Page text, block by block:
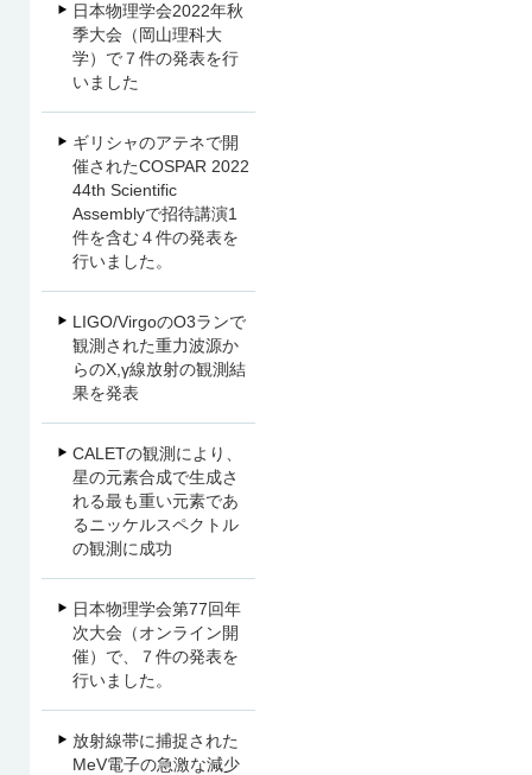
日本物理学会2022年秋
季大会（岡山理科大
学）で７件の発表を行
いました
ギリシャのアテネで開
催されたCOSPAR 2022
44th Scientific
Assemblyで招待講演1
件を含む４件の発表を
行いました。
LIGO/VirgoのO3ランで
観測された重力波源か
らのX,γ線放射の観測結
果を発表
CALETの観測により、
星の元素合成で生成さ
れる最も重い元素であ
るニッケルスペクトル
の観測に成功
日本物理学会第77回年
次大会（オンライン開
催）で、７件の発表を
行いました。
放射線帯に捕捉された
MeV電子の急激な減少